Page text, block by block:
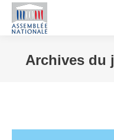
Archives du